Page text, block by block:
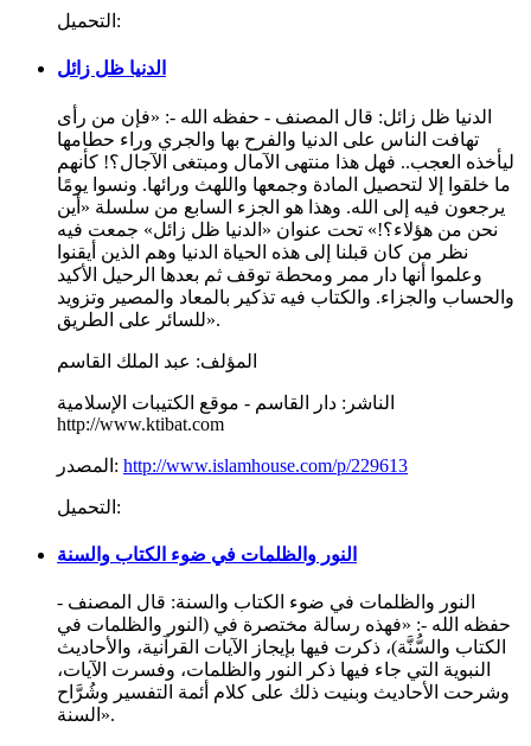
التحميل:
الدنيا ظل زائل
الدنيا ظل زائل: قال المصنف - حفظه الله -: «فإن من رأى
تهافت الناس على الدنيا والفرح بها والجري وراء حطامها
ليأخذه العجب.. فهل هذا منتهى الآمال ومبتغى الآجال؟! كأنهم
ما خلقوا إلا لتحصيل المادة وجمعها واللهث ورائها. ونسوا يومًا
يرجعون فيه إلى الله. وهذا هو الجزء السابع من سلسلة «أين
نحن من هؤلاء؟!» تحت عنوان «الدنيا ظل زائل» جمعت فيه
نظر من كان قبلنا إلى هذه الحياة الدنيا وهم الذين أيقنوا
وعلموا أنها دار ممر ومحطة توقف ثم بعدها الرحيل الأكيد
والحساب والجزاء. والكتاب فيه تذكير بالمعاد والمصير وتزويد
للسائر على الطريق».
المؤلف: عبد الملك القاسم
الناشر: دار القاسم - موقع الكتيبات الإسلامية
http://www.ktibat.com
المصدر: http://www.islamhouse.com/p/229613
التحميل:
النور والظلمات في ضوء الكتاب والسنة
النور والظلمات في ضوء الكتاب والسنة: قال المصنف -
حفظه الله -: «فهذه رسالة مختصرة في (النور والظلمات في
الكتاب والسُّنَّة)، ذكرت فيها بإيجاز الآيات القرآنية، والأحاديث
النبوية التي جاء فيها ذكر النور والظلمات، وفسرت الآيات،
وشرحت الأحاديث وبنيت ذلك على كلام أئمة التفسير وشُرَّاح
السنة».